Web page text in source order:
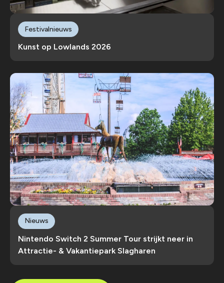
Kunst op Lowlands 2026
Festivalnieuws
Nintendo Switch 2 Summer Tour strijkt neer in
Attractie- & Vakantiepark Slagharen
Nieuws